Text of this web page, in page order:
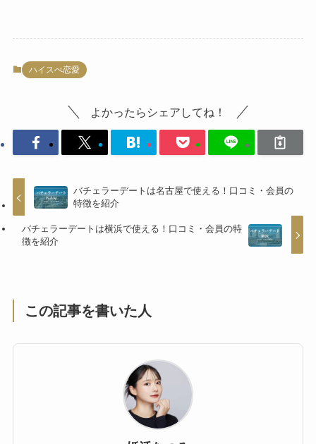
ハイスぺ恋愛
よかったらシェアしてね！
バチェラーデートは名古屋で使える！口コミ・会員の
特徴を紹介
バチェラーデートは横浜で使える！口コミ・会員の特
徴を紹介
この記事を書いた人